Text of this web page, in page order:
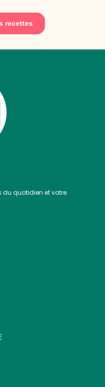
recettes
du quotidien et votre